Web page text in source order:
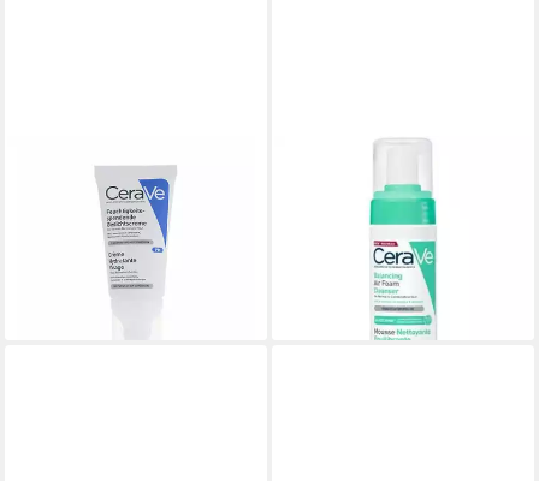
Tagescreme Facial
Moisturising Lotion
ab 22,94 €
(441,15 €/ 1 l)
lieferbar - in 9-11 Werktagen bei
Gesichtspflege
Ausgleichender
Luftschaumreiniger
(145,81 €/ 1 l)
lieferbar - in 2-3 Werktagen bei dir